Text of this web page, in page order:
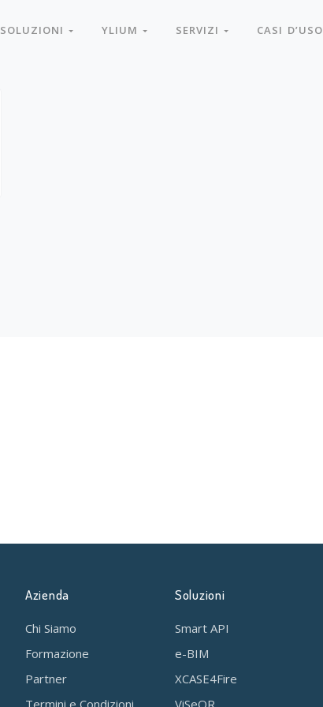
SOLUZIONI YLIUM SERVIZI CASI D’USO
Azienda
Chi Siamo
Formazione
Partner
Termini e Condizioni
Soluzioni
Smart API
e-BIM
XCASE4Fire
ViSeQR